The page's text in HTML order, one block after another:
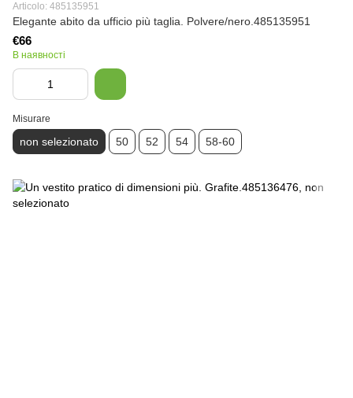
Articolo: 485135951
Elegante abito da ufficio più taglia. Polvere/nero.485135951
€66
В наявності
Misurare
non selezionato 50 52 54 58-60